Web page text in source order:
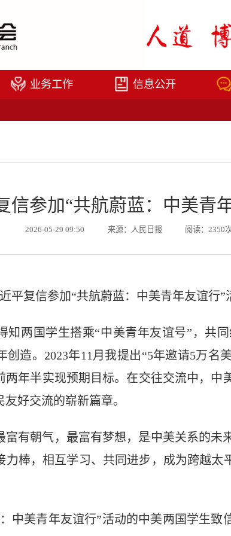
业务工作 信息公开
信参加“共航蔚蓝：中美青
2026-05-29 09:50 来源：人民日报 阅读：2350
平复信参加“共航蔚蓝：中美青年友谊行”
知两国学生搭乘“中美青年友谊号”，共
创造。2023年11月我提出“5年邀请5万名
两年半实现预期目标。在交往交流中，
好交流的崭新篇章。
富有朝气，最富有梦想，是中美关系的
力棒，相互学习、共同进步，成为跨越太
中美青年友谊行”活动的中美两国学生致